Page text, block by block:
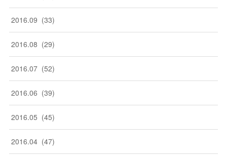
2016.09 (33)
2016.08 (29)
2016.07 (52)
2016.06 (39)
2016.05 (45)
2016.04 (47)